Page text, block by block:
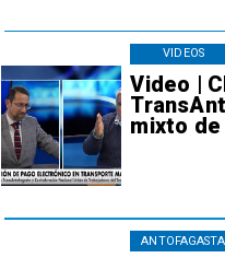
Video |
mixto de
VIDEOS
ANTOFAGASTA